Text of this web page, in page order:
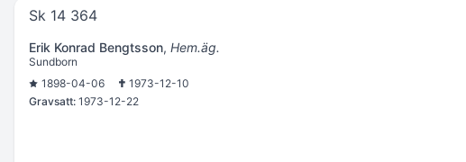
Sk 14 364
Erik Konrad Bengtsson, Hem.äg.
Sundborn
1898-04-06
1973-12-10
Gravsatt: 1973-12-22